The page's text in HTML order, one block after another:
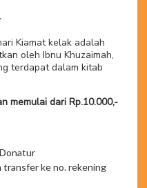
Kiamat kelak adalah
oleh Ibnu Khuzaimah,
terdapat dalam kitab
memulai dari Rp.10.000,-
transfer ke no. rekening